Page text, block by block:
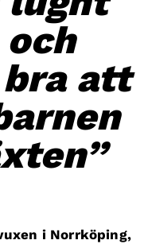
att
i Norrköping,